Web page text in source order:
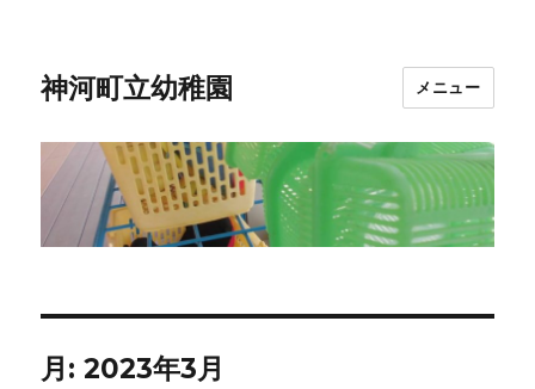
神河町立幼稚園 メニュー
月:2023年3月